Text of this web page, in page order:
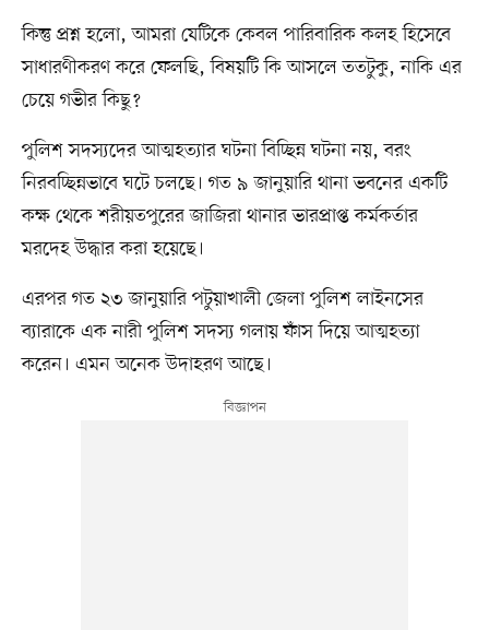
কিন্তু প্রশ্ন হলো, আমরা যেটিকে কেবল পারিবারিক কলহ হিসেবে
সাধারণীকরণ করে ফেলছি, বিষয়টি কি আসলে ততটুকু, নাকি এর
চেয়ে গভীর কিছু?
পুলিশ সদস্যদের আত্মহত্যার ঘটনা বিচ্ছিন্ন ঘটনা নয়, বরং
নিরবচ্ছিন্নভাবে ঘটে চলছে। গত ৯ জানুয়ারি থানা ভবনের একটি
কক্ষ থেকে শরীয়তপুরের জাজিরা থানার ভারপ্রাপ্ত কর্মকর্তার
মরদেহ উদ্ধার করা হয়েছে।
এরপর গত ২৩ জানুয়ারি পটুয়াখালী জেলা পুলিশ লাইনসের
ব্যারাকে এক নারী পুলিশ সদস্য গলায় ফাঁস দিয়ে আত্মহত্যা
করেন। এমন অনেক উদাহরণ আছে।